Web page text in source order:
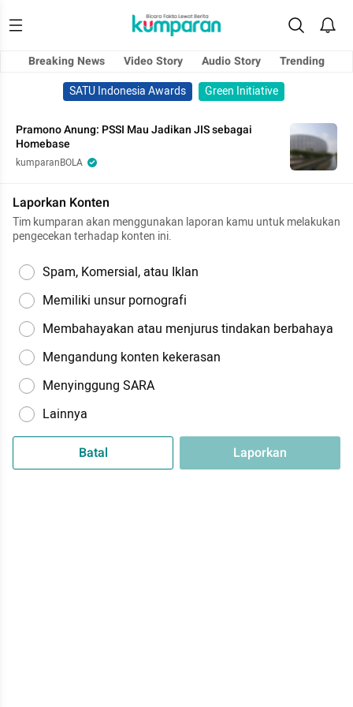
Breaking News Video Story Audio Story
Trending
SATU Indonesia Awards
Green Initiative
Pramono Anung: PSSI Mau Jadikan JIS sebagai
Homebase
kumparanBOLA
Laporkan Konten
Tim kumparan akan menggunakan laporan kamu untuk melakukan
pengecekan terhadap konten ini.
Spam, Komersial, atau Iklan
Memiliki unsur pornografi
Membahayakan atau menjurus tindakan berbahaya
Mengandung konten kekerasan
Menyinggung SARA
Lainnya
Batal Laporkan